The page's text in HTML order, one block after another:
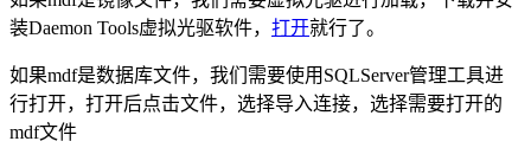
装Daemon Tools虚拟光驱软件， 打开就行了。
如果mdf是数据库文件，我们需要使用SQLServer管理工具进
行打开，打开后点击文件，选择导入连接，选择需要打开的
mdf文件